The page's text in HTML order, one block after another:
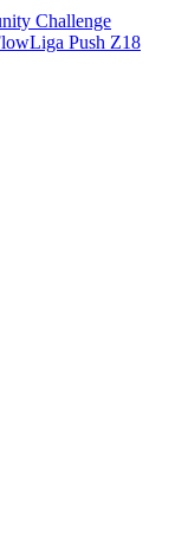
Challenge
Push Z18